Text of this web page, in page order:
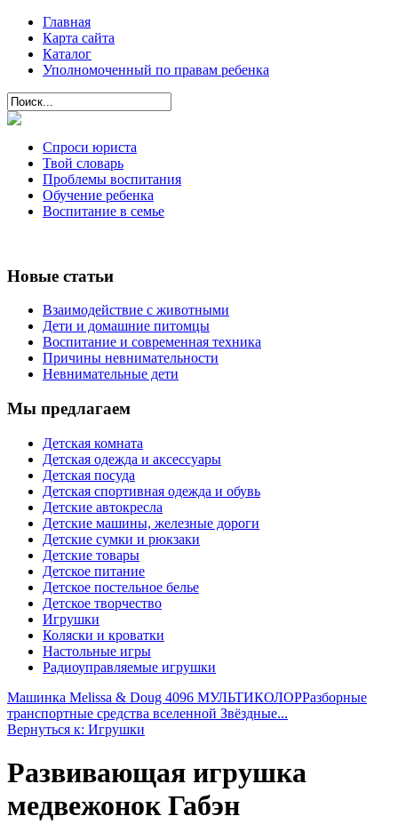
Главная
Карта сайта
Каталог
Уполномоченный по правам ребенка
Спроси юриста
Твой словарь
Проблемы воспитания
Обучение ребенка
Воспитание в семье
Новые статьи
Взаимодействие с животными
Дети и домашние питомцы
Воспитание и современная техника
Причины невнимательности
Невнимательные дети
Мы предлагаем
Детская комната
Детская одежда и аксессуары
Детская посуда
Детская спортивная одежда и обувь
Детские автокресла
Детские машины, железные дороги
Детские сумки и рюкзаки
Детские товары
Детское питание
Детское постельное белье
Детское творчество
Игрушки
Коляски и кроватки
Настольные игры
Радиоуправляемые игрушки
Машинка Melissa & Doug 4096 МУЛЬТИКОЛОРРазборные
транспортные средства вселенной Звёздные...
Вернуться к: Игрушки
Развивающая игрушка
медвежонок Габэн